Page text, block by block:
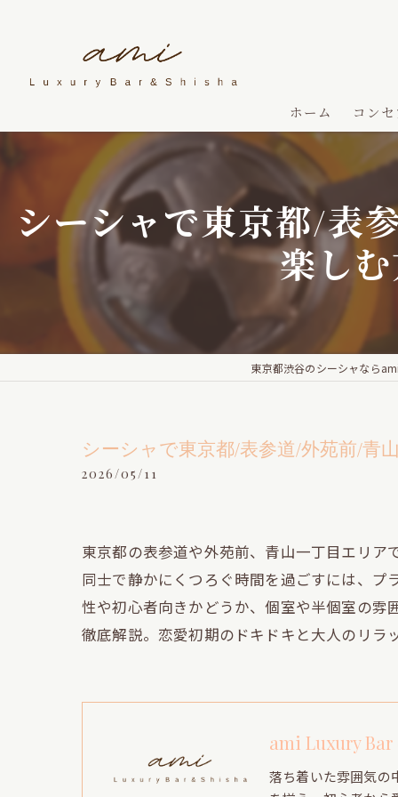
ホーム コンセ
シーシャで東京都/表
楽し
東京都渋谷のシーシャなら
シーシャで東京都/表参道/外苑前/青
2026/05/11
東京都の表参道や外苑前、青山一丁目エリ
同士で静かにくつろぐ時間を過ごすには、
性や初心者向きかどうか、個室や半個室の雰
徹底解説。恋愛初期のドキドキと大人のリラ
ami Luxury
落ち着いた雰囲気の